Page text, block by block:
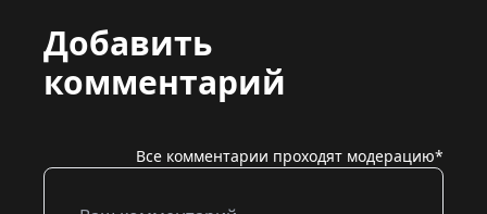
Добавить
комментарий
Все комментарии проходят модерацию*